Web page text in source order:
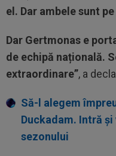
el. Dar ambele sunt
Dar Gertmonas e
de echipă națională.
extraordinare”, a
Să-l alegem
Duckadam. Intră
sezonului